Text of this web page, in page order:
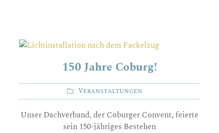
150 Jahre Coburg!
Veranstaltungen
Unser Dachverband, der Coburger Convent, feierte
sein 150-jähriges Bestehen